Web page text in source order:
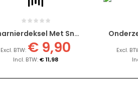
Scharnierdeksel Met Snapsluitingen Voor RAKO Bak, 600x400 Mm
€ 11,98
€ 9,90